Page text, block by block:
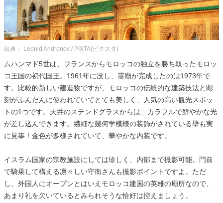
出典： Leonid Andronov / PIXTA(ピクスタ)
ムハンマド5世は、フランスからモロッコの独立を勝ち取ったモロッ
コ王国の初代国王。1961年に没し、霊廟が完成したのは1973年で
す。比較的新しい建造物ですが、モロッコの伝統的な建築技法と彫
刻がふんだんに使われていてとても美しく、人気の高い観光スポッ
トの1つです。天井のステンドグラスからは、カラフルで鮮やかな光
が差し込んできます。繊細な幾何学模様の装飾がされている壁も実
に見事！金色が多様されていて、華やかな内装です。
イスラム国家の宗教施設にしては珍しく、内部まで撮影可能。門前
で騎乗して構える凛々しい守衛さんも撮影ポイントですよ。ただ
し、外国人にオープンとはいえモロッコ建国の英雄の廟所なので、
あまり礼を欠いているとみられそうな恰好は控えましょう。